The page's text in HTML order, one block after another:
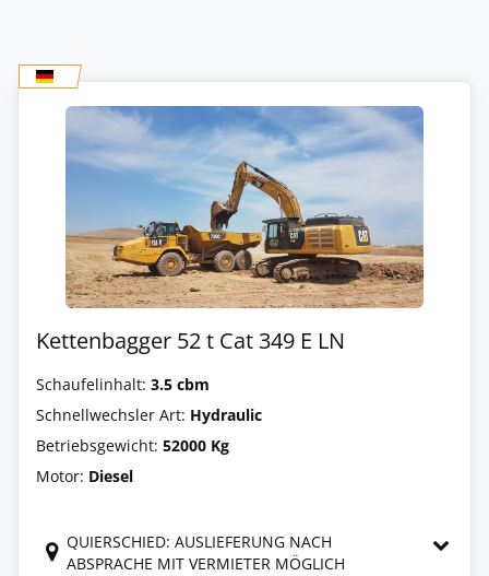
Kettenbagger 52 t Cat 349 E LN
Schaufelinhalt: 3.5 cbm
Schnellwechsler Art: Hydraulic
Betriebsgewicht: 52000 Kg
Motor: Diesel
QUIERSCHIED: AUSLIEFERUNG NACH
ABSPRACHE MIT VERMIETER MÖGLICH